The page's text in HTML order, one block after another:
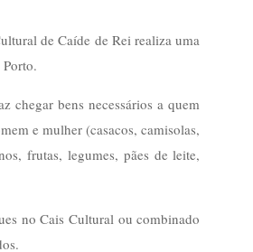
de Caíde de Rei realiza uma
chegar bens necessários a quem
e mulher (casacos, camisolas,
frutas, legumes, pães de leite,
no Cais Cultural ou combinado